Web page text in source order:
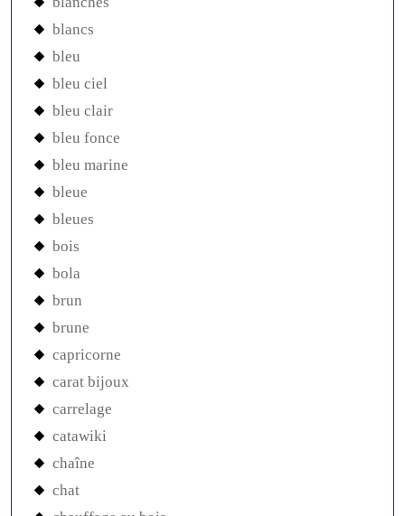
blancs
bleu
bleu ciel
bleu clair
bleu fonce
bleu marine
bleue
bleues
bois
bola
brun
brune
capricorne
carat bijoux
carrelage
catawiki
chaîne
chat